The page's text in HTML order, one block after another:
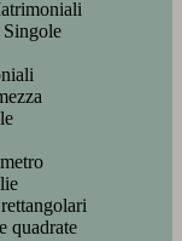
Singole
quadrate